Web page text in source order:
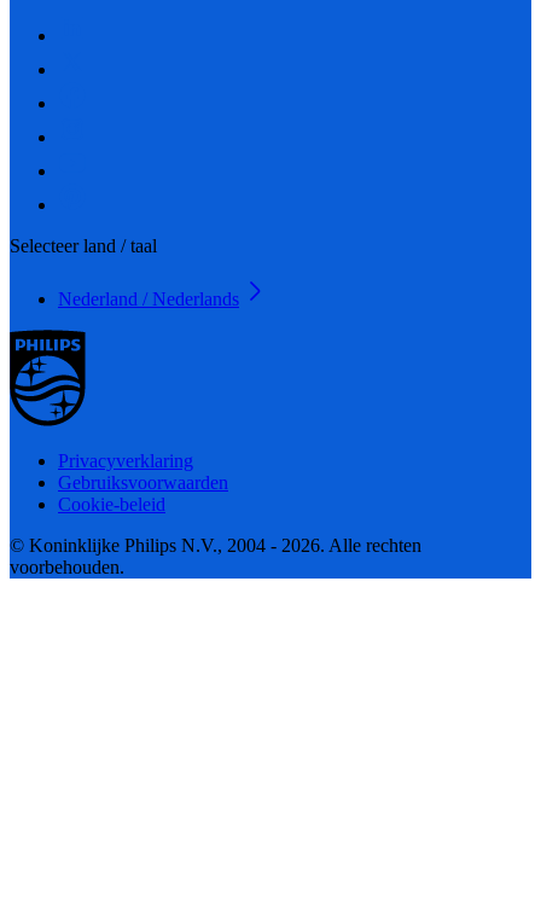
Selecteer land / taal
Nederland / Nederlands
Privacyverklaring
Gebruiksvoorwaarden
Cookie-beleid
© Koninklijke Philips N.V., 2004 - 2026. Alle rechten
voorbehouden.